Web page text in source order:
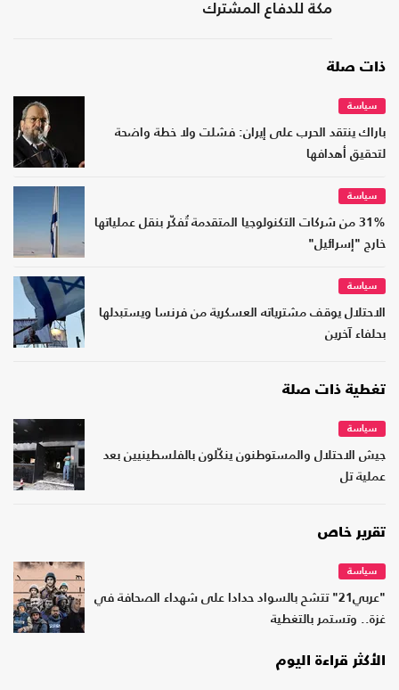
مكة للدفاع المشترك
ذات صلة
سياسة
باراك ينتقد الحرب على إيران: فشلت ولا خطة واضحة
لتحقيق أهدافها
سياسة
31% من شركات التكنولوجيا المتقدمة تُفكّر بنقل عملياتها
خارج "إسرائيل"
سياسة
الاحتلال يوقف مشترياته العسكرية من فرنسا ويستبدلها
بحلفاء آخرين
تغطية ذات صلة
سياسة
جيش الاحتلال والمستوطنون ينكّلون بالفلسطينيين بعد
عملية تل
تقرير خاص
سياسة
"عربي21" تتشح بالسواد حدادا على شهداء الصحافة في
غزة.. وتستمر بالتغطية
الأكثر قراءة اليوم